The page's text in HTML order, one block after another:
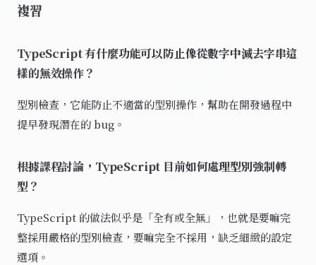
複習
TypeScript 有什麼功能可以防止像從數字中減去字串這
樣的無效操作？
型別檢查，它能防止不適當的型別操作，幫助在開發過程中
提早發現潛在的 bug。
根據課程討論，TypeScript 目前如何處理型別強制轉
型？
TypeScript 的做法似乎是「全有或全無」，也就是要嘛完
整採用嚴格的型別檢查，要嘛完全不採用，缺乏細緻的設定
選項。